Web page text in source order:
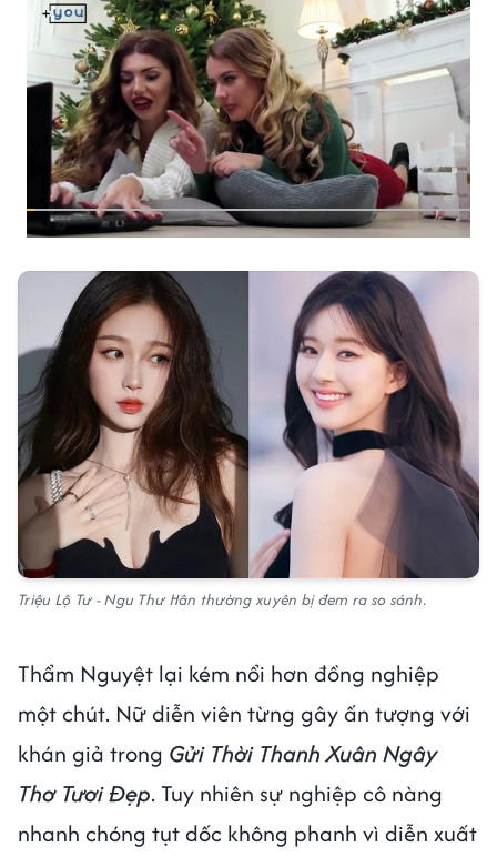
Triệu Lộ Tư - Ngu Thư Hân thường xuyên bị đem ra so sánh.
Thẩm Nguyệt lại kém nổi hơn đồng nghiệp
một chút. Nữ diễn viên từng gây ấn tượng với
khán giả trong Gửi Thời Thanh Xuân Ngây
Thơ Tươi Đẹp. Tuy nhiên sự nghiệp cô nàng
nhanh chóng tụt dốc không phanh vì diễn xuất